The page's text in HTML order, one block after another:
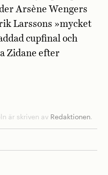
Arsène Wengers
Larssons »mycket
cupfinal och
Zidane efter
är skriven av Redaktionen.